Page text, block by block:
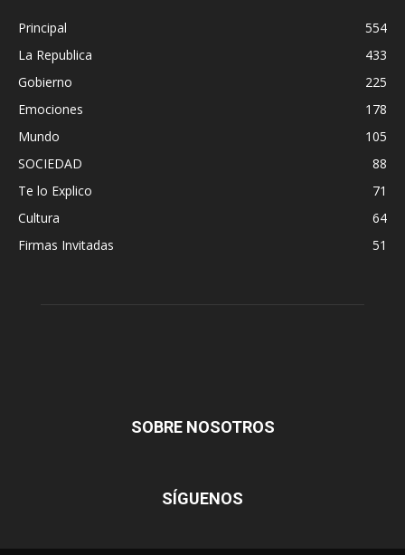
Principal
554
La Republica
433
Gobierno
225
Emociones
178
Mundo
105
SOCIEDAD
88
Te lo Explico
71
Cultura
64
Firmas Invitadas
51
SOBRE NOSOTROS
SÍGUENOS